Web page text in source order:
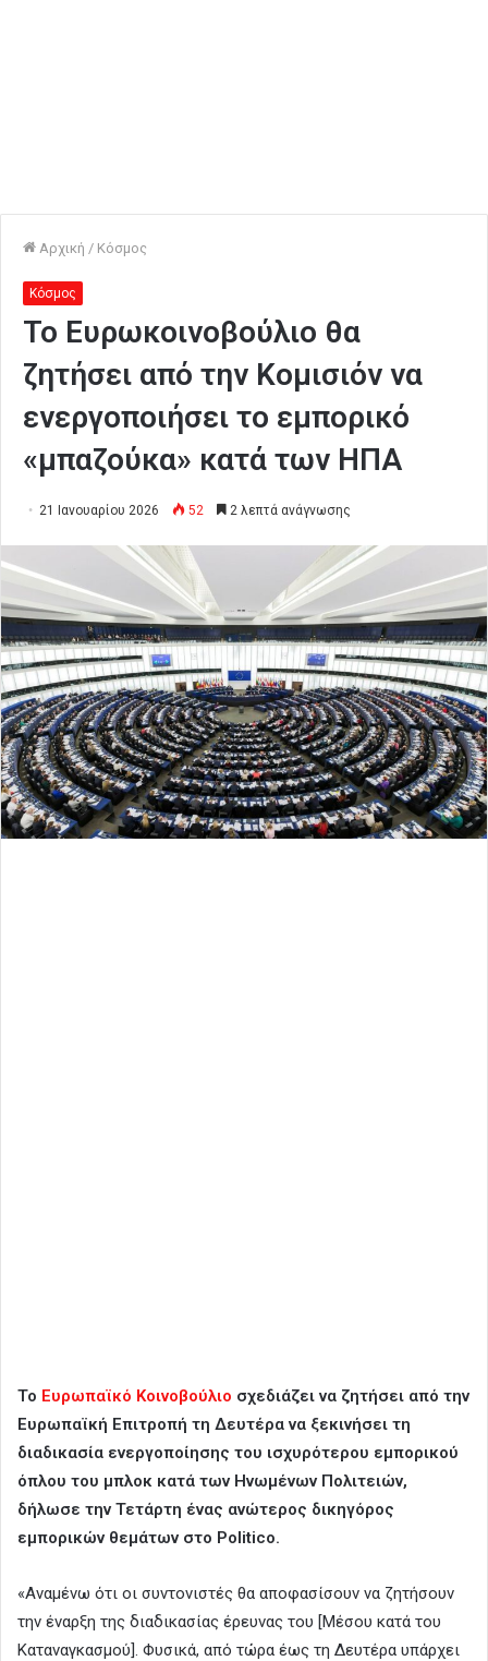
Αρχική / Κόσμος
Κόσμος
Το Ευρωκοινοβούλιο θα
ζητήσει από την Κομισιόν να
ενεργοποιήσει το εμπορικό
«μπαζούκα» κατά των ΗΠΑ
21 Ιανουαρίου 2026 52 2 λεπτά ανάγνωσης
Το Ευρωπαϊκό Κοινοβούλιο σχεδιάζει να ζητήσει από την
Ευρωπαϊκή Επιτροπή τη Δευτέρα να ξεκινήσει τη
διαδικασία ενεργοποίησης του ισχυρότερου εμπορικού
όπλου του μπλοκ κατά των Ηνωμένων Πολιτειών,
δήλωσε την Τετάρτη ένας ανώτερος δικηγόρος
εμπορικών θεμάτων στο Politico.
«Αναμένω ότι οι συντονιστές θα αποφασίσουν να ζητήσουν
την έναρξη της διαδικασίας έρευνας του [Μέσου κατά του
Καταναγκασμού]. Φυσικά, από τώρα έως τη Δευτέρα υπάρχει